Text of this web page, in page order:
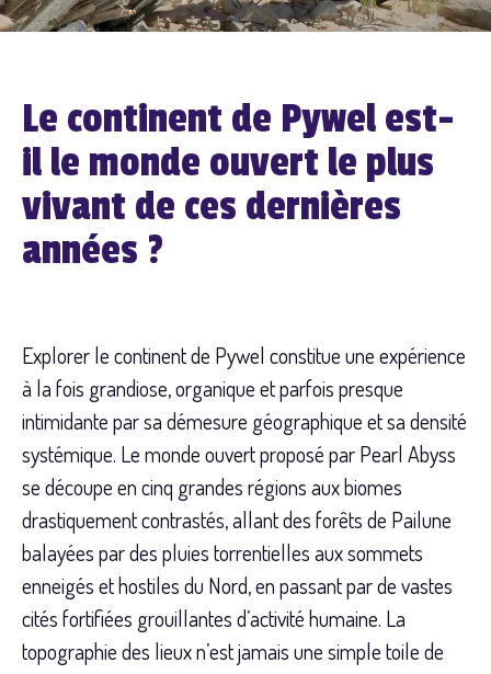
Le continent de Pywel est-
il le monde ouvert le plus
vivant de ces dernières
années ?
Explorer le continent de Pywel constitue une expérience
à la fois grandiose, organique et parfois presque
intimidante par sa démesure géographique et sa densité
systémique. Le monde ouvert proposé par Pearl Abyss
se découpe en cinq grandes régions aux biomes
drastiquement contrastés, allant des forêts de Pailune
balayées par des pluies torrentielles aux sommets
enneigés et hostiles du Nord, en passant par de vastes
cités fortifiées grouillantes d’activité humaine. La
topographie des lieux n’est jamais une simple toile de